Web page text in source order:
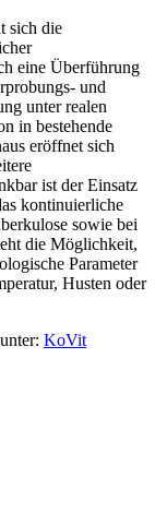
sich die
eine Überführung
und
unter realen
in bestehende
eröffnet sich
ist der Einsatz
kontinuierliche
sowie bei
die Möglichkeit,
Parameter
Husten oder
KoVit